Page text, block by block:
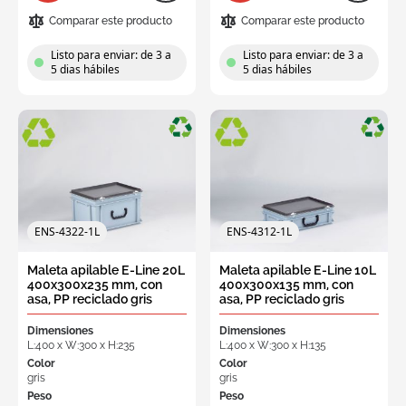
Comparar este producto
Listo para enviar: de 3 a
5 dias hábiles
Comparar este producto
Listo para enviar: de 3 a
5 dias hábiles
ENS-4322-1L
Maleta apilable E-Line 20L
400x300x235 mm, con
asa, PP reciclado gris
Dimensiones
L:400 x W:300 x H:235
Color
gris
Peso
ENS-4312-1L
Maleta apilable E-Line 10L
400x300x135 mm, con
asa, PP reciclado gris
Dimensiones
L:400 x W:300 x H:135
Color
gris
Peso